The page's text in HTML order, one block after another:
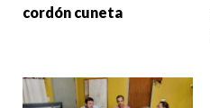
cordón cuneta